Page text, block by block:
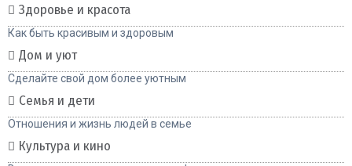
Здоровье и красота
Как быть красивым и здоровым
Дом и уют
Сделайте свой дом более уютным
Семья и дети
Отношения и жизнь людей в семье
Культура и кино